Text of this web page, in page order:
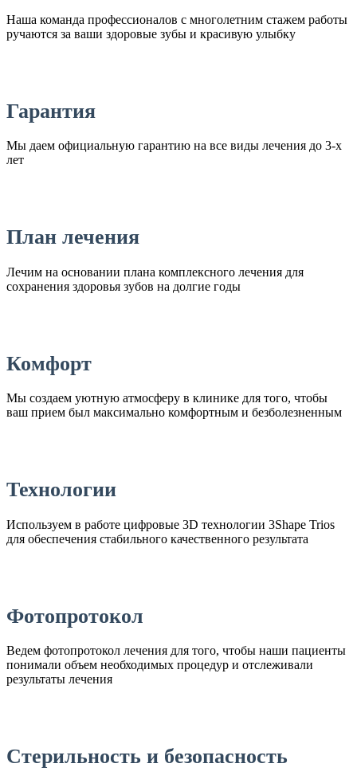
Наша команда профессионалов с многолетним стажем работы
ручаются за ваши здоровые зубы и красивую улыбку
Гарантия
Мы даем официальную гарантию на все виды лечения до 3-х
лет
План лечения
Лечим на основании плана комплексного лечения для
сохранения здоровья зубов на долгие годы
Комфорт
Мы создаем уютную атмосферу в клинике для того, чтобы
ваш прием был максимально комфортным и безболезненным
Технологии
Используем в работе цифровые 3D технологии 3Shape Trios
для обеспечения стабильного качественного результата
Фотопротокол
Ведем фотопротокол лечения для того, чтобы наши пациенты
понимали объем необходимых процедур и отслеживали
результаты лечения
Стерильность и безопасность